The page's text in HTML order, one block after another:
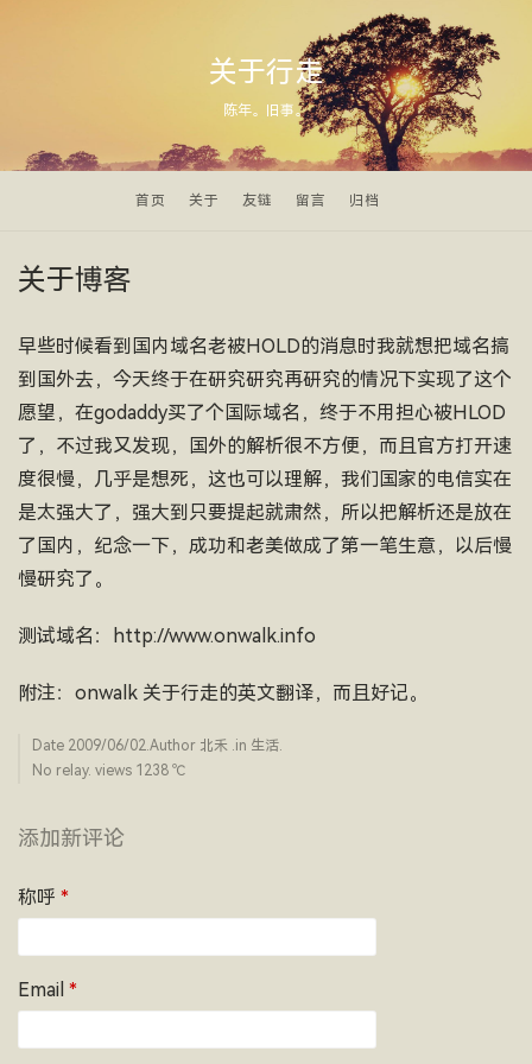
关于行走
陈年。旧事。
首页 关于 友链 留言 归档
关于博客
早些时候看到国内域名老被HOLD的消息时我就想把域名搞
到国外去，今天终于在研究研究再研究的情况下实现了这个
愿望，在godaddy买了个国际域名，终于不用担心被HLOD
了，不过我又发现，国外的解析很不方便，而且官方打开速
度很慢，几乎是想死，这也可以理解，我们国家的电信实在
是太强大了，强大到只要提起就肃然，所以把解析还是放在
了国内，纪念一下，成功和老美做成了第一笔生意，以后慢
慢研究了。
测试域名：http://www.onwalk.info
附注：onwalk 关于行走的英文翻译，而且好记。
Date 2009/06/02.Author 北禾 .in 生活.
No relay. views 1238 ­℃
添加新评论
称呼 *
Email *